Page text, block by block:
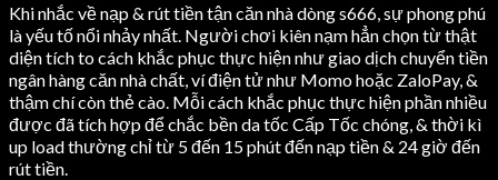
Khi nhắc về nạp & rút tiền tận căn nhà dòng s666, sự phong phú
là yếu tố nổi nhảy nhất. Người chơi kiên nạm hẳn chọn từ thật
diện tích to cách khắc phục thực hiện như giao dịch chuyển tiền
ngân hàng căn nhà chất, ví điện tử như Momo hoặc ZaloPay, &
thậm chí còn thẻ cào. Mỗi cách khắc phục thực hiện phần nhiều
được đã tích hợp để chắc bền da tốc Cấp Tốc chóng, & thời kì
up load thường chỉ từ 5 đến 15 phút đến nạp tiền & 24 giờ đến
rút tiền.